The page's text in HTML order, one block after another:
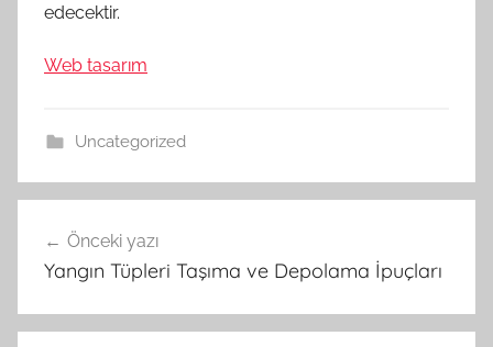
edecektir.
Web tasarım
Uncategorized
gezinmesi
Önceki yazı
Yangın Tüpleri Taşıma ve Depolama İpuçları